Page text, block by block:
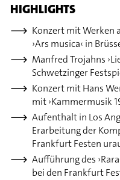
HIGHLIGHTS
Konzert mit Werken
›Ars musica‹ in
Manfred Trojahns
Schwetzinger
Konzert mit Hans
mit ›Kammermusik
Aufenthalt in Los
Erarbeitung der
Frankfurt Festen
Aufführung des
bei den Frankfurt